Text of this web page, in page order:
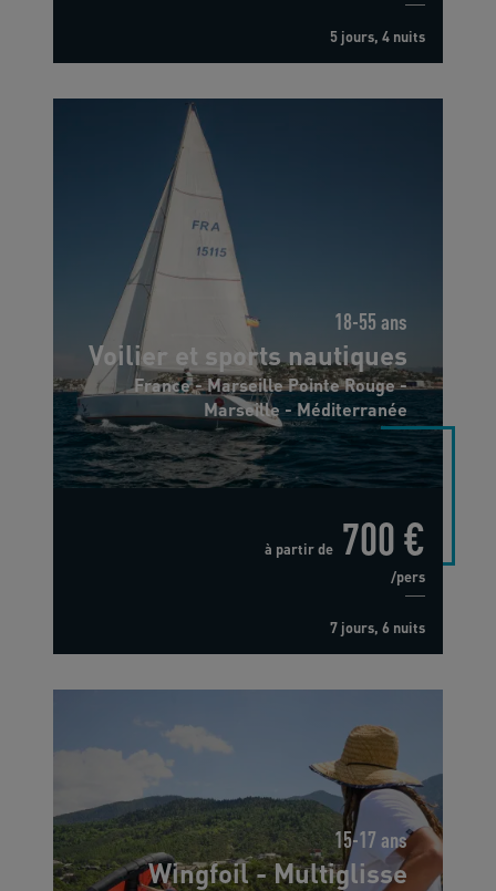
5 jours, 4 nuits
18-55 ans
Voilier et sports nautiques
France - Marseille Pointe Rouge -
Marseille - Méditerranée
à partir de 700 €
/pers
7 jours, 6 nuits
15-17 ans
Wingfoil - Multiglisse